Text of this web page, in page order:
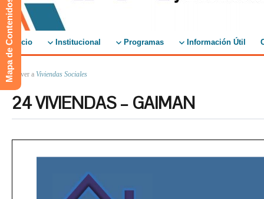
Inicio Institucional Programas Información Útil
↑ Volver a Viviendas Sociales
24 VIVIENDAS – GAIMAN
Mapa de Contenidos